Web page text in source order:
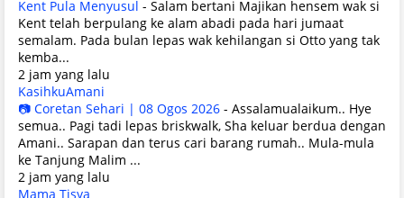
Kent Pula Menyusul - Salam bertani Majikan hensem wak si
Kent telah berpulang ke alam abadi pada hari jumaat
semalam. Pada bulan lepas wak kehilangan si Otto yang tak
kemba...
2 jam yang lalu
KasihkuAmani
📷 Coretan Sehari | 08 Ogos 2026 - Assalamualaikum.. Hye
semua.. Pagi tadi lepas briskwalk, Sha keluar berdua dengan
Amani.. Sarapan dan terus cari barang rumah.. Mula-mula
ke Tanjung Malim ...
2 jam yang lalu
Mama Tisya